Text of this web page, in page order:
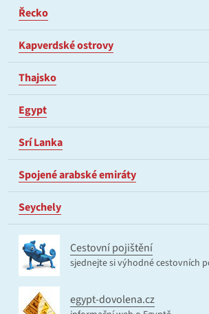
Řecko
Kapverdské ostrovy
Thajsko
Egypt
Srí Lanka
Spojené arabské emiráty
Seychely
Cestovní pojištění
sjednejte si výhodné cestovních
egypt-dovolena.cz